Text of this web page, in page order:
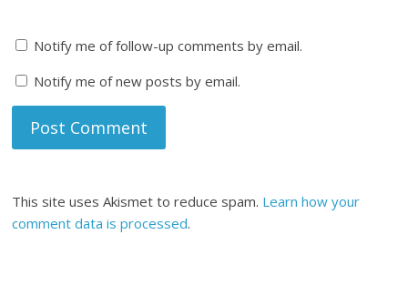
Notify me of follow-up comments by email.
Notify me of new posts by email.
This site uses Akismet to reduce spam. Learn how your
comment data is processed.